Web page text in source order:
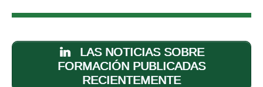
LAS NOTICIAS SOBRE
FORMACIÓN PUBLICADAS
RECIENTEMENTE